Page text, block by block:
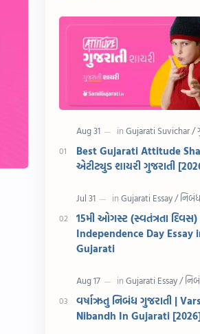
સુવિચાર
શાયરી આરતી
અહેવાલ લેખન શુભેચ્છા
Information ગુજરાતી
CET ગુજરાતી સૂત્ર
ચાલીસા 15મી ઓગસ્ટ
દિવાળી
રક્ષાબંધન 26
Best Gujarati Attitude
એટીટ્યુડ શાયરી ગુજરાતી
15મી ઓગસ્ટ (સ્વતંત્રતા
Independence Day Essay
Gujarati
વર્ષાઋતુ નિબંધ ગુજરાતી |
Nibandh In Gujarati